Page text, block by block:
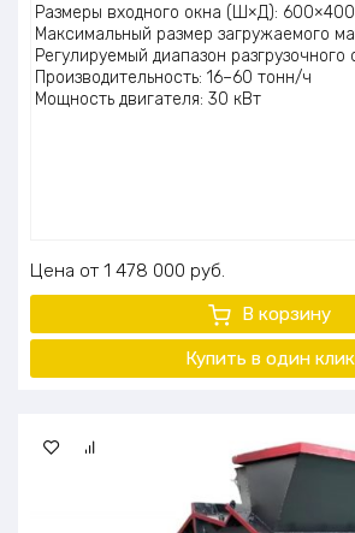
Размеры входного окна (Ш×Д):
Максимальный размер загружаемого
Регулируемый диапазон
Производительность: 16–60 тонн/ч
Мощность двигателя: 30 кВт
Цена 1 478 000 руб.
В корзину
Купить в один клик